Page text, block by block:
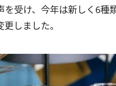
を受け、今年は新しく6種
しました。